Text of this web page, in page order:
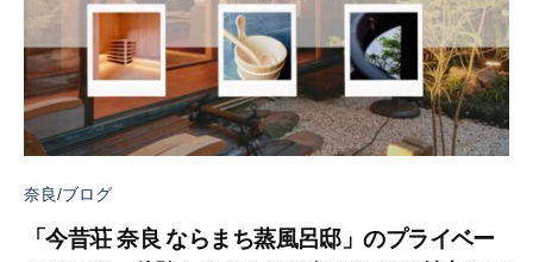
奈良/ブログ
「今昔荘 奈良 ならまち蒸風呂邸」のプライベー